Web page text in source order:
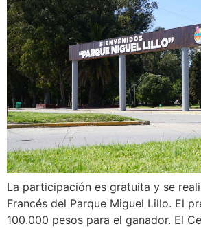
La participación es gratuita y se
Francés del Parque Miguel Lillo. El
100.000 pesos para el ganador. El